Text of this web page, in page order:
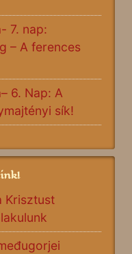
7. nap:
– A ferences
6. Nap: A
sík!
Krisztust